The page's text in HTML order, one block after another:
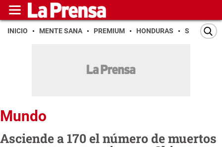
INICIO MENTE SANA PREMIUM HONDURAS SAN PEDRO
Mundo
Asciende a 170 el número de muertos